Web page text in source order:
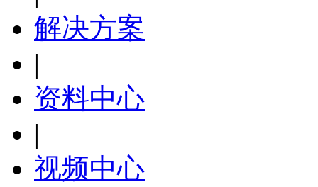
解决方案
|
资料中心
|
视频中心